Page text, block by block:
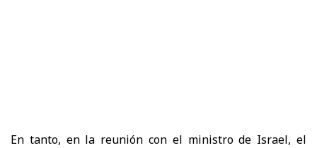
En tanto, en la reunión con el ministro de Israel, el